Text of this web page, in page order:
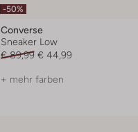
-50%
Converse
Sneaker Low
€ 89,99 € 44,99
+ mehr farben